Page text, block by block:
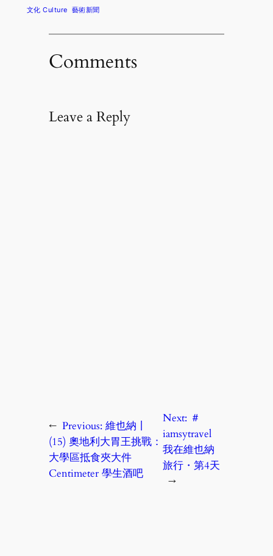
文化 Culture 藝術新聞
Comments
Leave a Reply
← Previous: 維也納丨
(15) 奧地利大胃王挑戰：
大學區抵食夾大件
Centimeter 學生酒吧
Next: ＃
iamsytravel
我在維也納
旅行・第4天
→